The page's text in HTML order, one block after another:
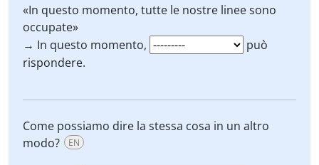
«In questo momento, tutte le nostre linee sono
occupate»
→ In questo momento,
può
rispondere.
Come possiamo dire la stessa cosa in un altro
modo?
EN